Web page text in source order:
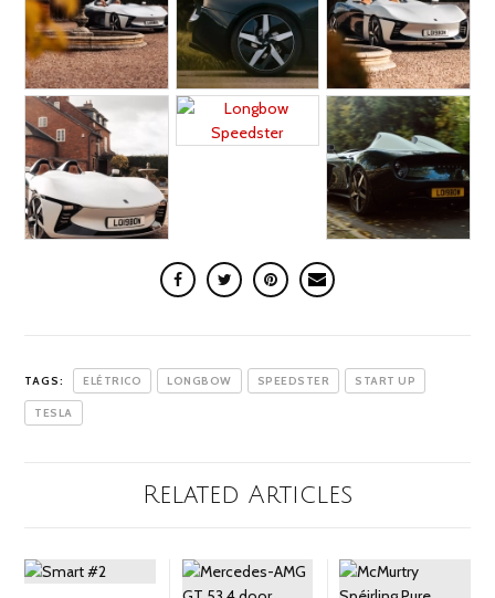
TAGS: ELÉTRICO LONGBOW SPEEDSTER START UP
TESLA
Related Articles